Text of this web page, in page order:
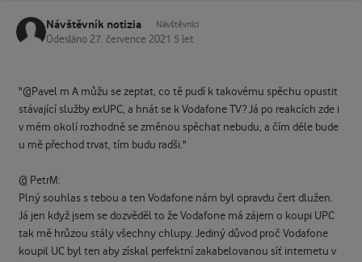
Návštěvník notizia Návštěvníci
Odesláno 27. července 2021 5 let
"@Pavel m A můžu se zeptat, co tě pudí k takovému spěchu opustit
stávající služby exUPC, a hnát se k Vodafone TV? Já po reakcích zde i
v mém okolí rozhodně se změnou spěchat nebudu, a čím déle bude
u mě přechod trvat, tím budu radši."
@ PetrM:
Plný souhlas s tebou a ten Vodafone nám byl opravdu čert dlužen.
Já jen když jsem se dozvěděl to že Vodafone má zájem o koupi UPC
tak mě hrůzou stály všechny chlupy. Jediný důvod proč Vodafone
koupil UC byl ten aby získal perfektní zakabelovanou síť internetu v